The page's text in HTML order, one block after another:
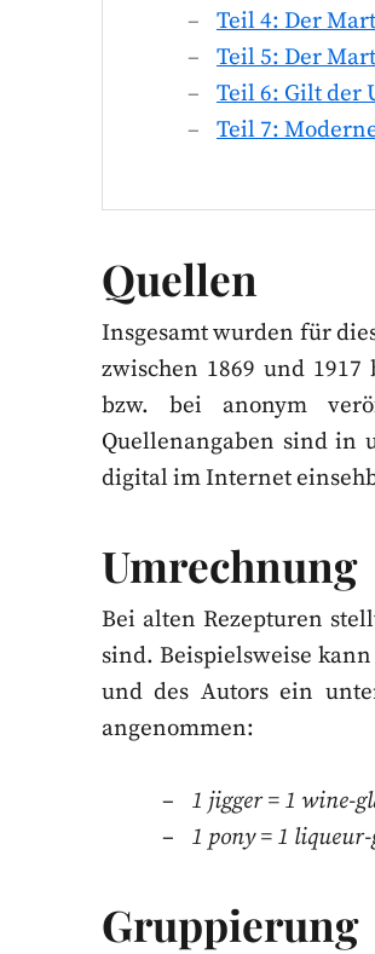
Teil 4: Der
Teil 5: Der
Teil 6: Gilt der
Teil 7:
Quellen
Insgesamt wurden für
zwischen 1869 und
bzw. bei anonym
Quellenangaben sind in
digital im Internet
Umrechnung
Bei alten Rezepturen
sind. Beispielsweise
und des Autors ein
angenommen:
1 jigger = 1 wine-
1 pony = 1
Gruppierung